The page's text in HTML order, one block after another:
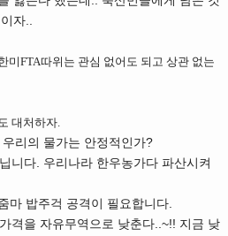
자..
미FTA따위는 관심 없어도 되고 상관 없는
대처하자.
리의 물가는 안정적인가?
니다. 우리나라 한우농가다 파산시켜
마 밥주걱 공격이 필요합니다.
격을 자유무역으로 낮춘다..~!! 지금 낮